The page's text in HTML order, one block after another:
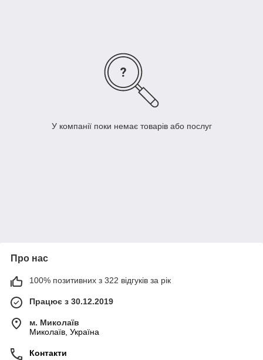
У компанії поки немає товарів або послуг
Про нас
100% позитивних з 322 відгуків за рік
Працює з 30.12.2019
м. Миколаїв
Миколаїв, Україна
Контакти